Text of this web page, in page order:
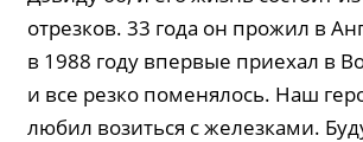
отрезков. 33 года он прожил в
в 1988 году впервые приехал в
и все резко поменялось. Наш
любил возиться с железками.